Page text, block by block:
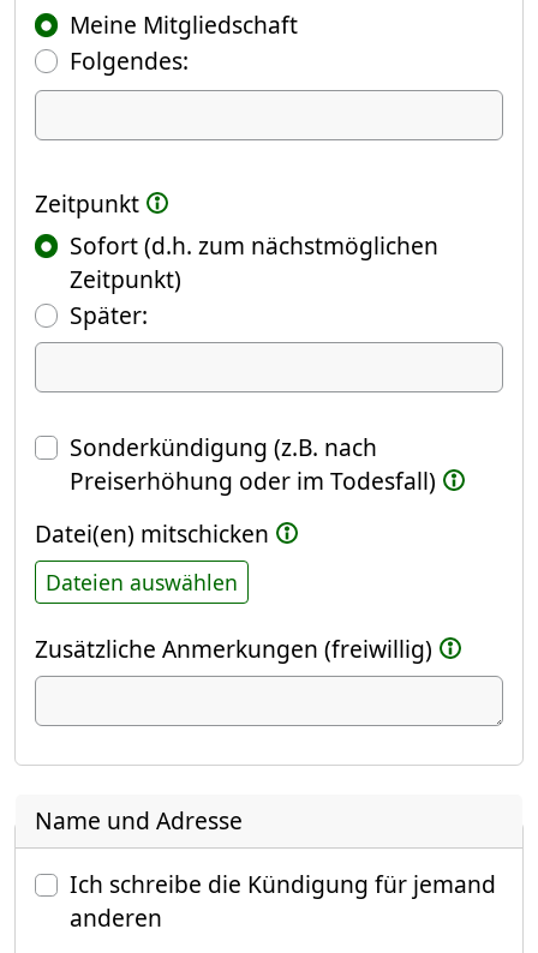
Meine Mitgliedschaft
Folgendes:
Ich kündige Folgendes
Zeitpunkt
Sofort (d.h. zum nächstmöglichen
Zeitpunkt)
Später:(Fokus springt automatisch ins
Datum
Sonderkündigung (z.B. nach
Preiserhöhung oder im Todesfall)
Datei(en) mitschicken
Dateien auswählen
Zusätzliche Anmerkungen (freiwillig)
Name und Adresse
Ich schreibe die Kündigung für jemand
anderen